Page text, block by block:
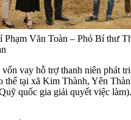
Phạm Văn Toàn – Phó Bí thư
vốn vay hỗ trợ thanh niên phát
thế tại xã Kim Thành, Yên
quốc gia giải quyết việc